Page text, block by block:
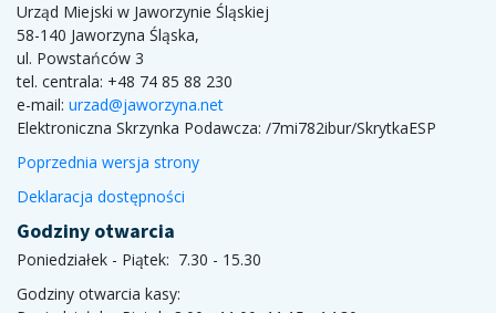
Urząd Miejski w Jaworzynie Śląskiej
58-140 Jaworzyna Śląska,
ul. Powstańców 3
tel. centrala: +48 74 85 88 230
e-mail: urzad@jaworzyna.net
Elektroniczna Skrzynka Podawcza: /7mi782ibur/SkrytkaESP
Poprzednia wersja strony
Deklaracja dostępności
Godziny otwarcia
Poniedziałek - Piątek: 7.30 - 15.30
Godziny otwarcia kasy: